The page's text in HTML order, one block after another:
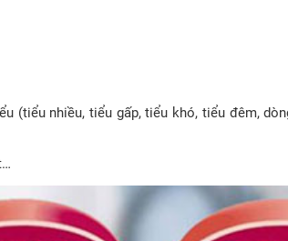
(tiểu nhiều, tiểu gấp, tiểu khó, tiểu đêm,